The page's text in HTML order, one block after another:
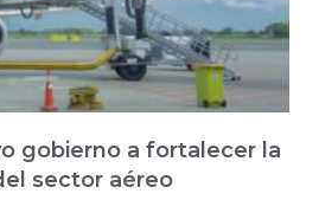
gobierno a fortalecer la
sector aéreo